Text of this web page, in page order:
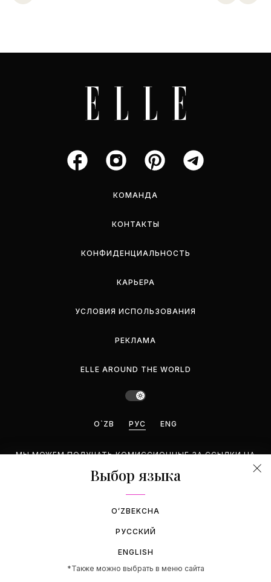
КОМАНДА
КОНТАКТЫ
КОНФИДЕНЦИАЛЬНОСТЬ
КАРЬЕРА
УСЛОВИЯ ИСПОЛЬЗОВАНИЯ
РЕКЛАМА
ELLE AROUND THE WORLD
O`ZB РУС ENG
МЫ МОЖЕМ ПОЛУЧАТЬ КОМИССИОННЫЕ ЗА ССЫЛКИ НА
ПРОДУКТЫ, КОТОРЫЕ ПОДДЕРЖИВАЕМ.
Выбор языка
OʻZBEKCHA
РУССКИЙ
ENGLISH
*Также можно выбрать в меню сайта